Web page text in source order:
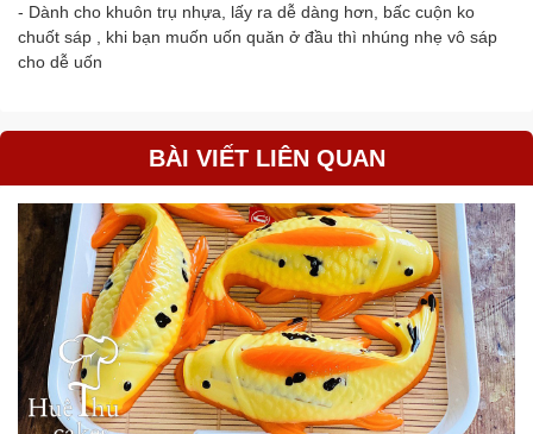
- Dành cho khuôn trụ nhựa, lấy ra dễ dàng hơn, bấc cuộn ko
chuốt sáp , khi bạn muốn uốn quăn ở đầu thì nhúng nhẹ vô sáp
cho dễ uốn
BÀI VIẾT LIÊN QUAN